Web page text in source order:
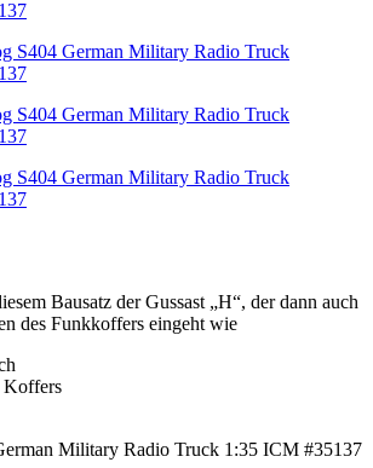
Bausatz der Gussast „H“, der dann auch
des Funkkoffers eingeht wie
Koffers